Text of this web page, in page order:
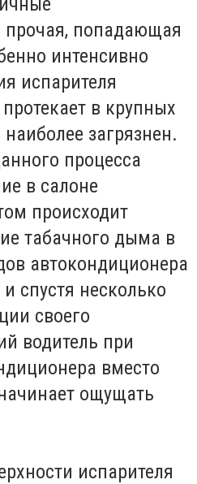
попадающая
интенсивно
испарителя
в крупных
наиболее загрязнен.
процесса
в салоне
происходит
табачного дыма в
автокондиционера
спустя несколько
своего
водитель при
вместо
ощущать
испарителя